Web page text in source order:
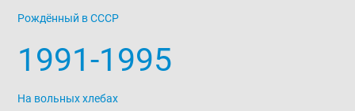
Рождённый в СССР
1991-1995
На вольных хлебах